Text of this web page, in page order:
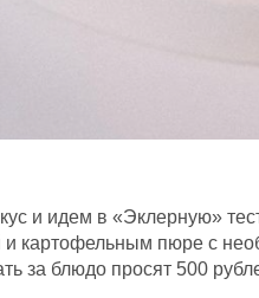
и идем в «Эклерную»
и картофельным пюре с
за блюдо просят 500